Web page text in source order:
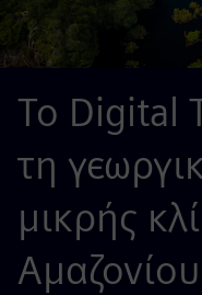
Το Digital
τη
μικρής
Αμαζονίου